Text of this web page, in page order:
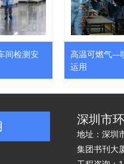
间检测安
高温可燃气—
运用
深圳市
地址：深圳
集团书刊大